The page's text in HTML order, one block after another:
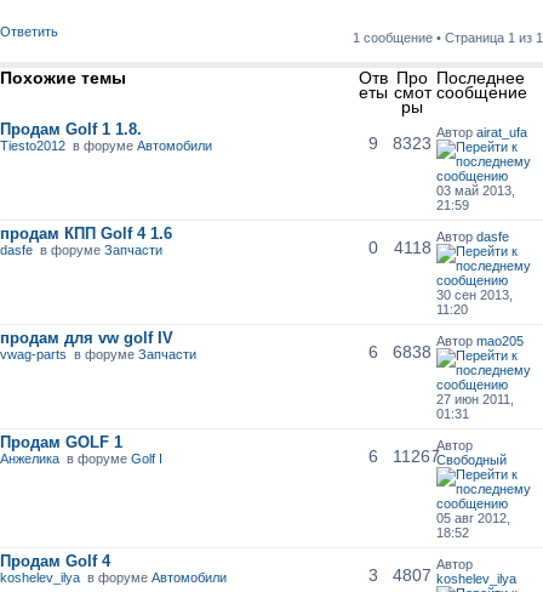
Ответить 1 сообщение • Страница 1 из 1
Похожие темы Отв
еты
Про
смот
ры
Последнее
сообщение
Продам Golf 1 1.8.
Tiesto2012 в форумеАвтомобили 9 8323
Автор airat_ufa
03 май 2013,
21:59
продам КПП Golf 4 1.6
dasfe в форумеЗапчасти 0 4118
Автор dasfe
30 сен 2013,
11:20
продам для vw golf IV
vwag-parts в форумеЗапчасти 6 6838
Автор mao205
27 июн 2011,
01:31
Продам GOLF 1
Анжелика в форумеGolf I 6 11267
Автор
Свободный
05 авг 2012,
18:52
Продам Golf 4
koshelev_ilya в форумеАвтомобили 3 4807
Автор
koshelev_ilya